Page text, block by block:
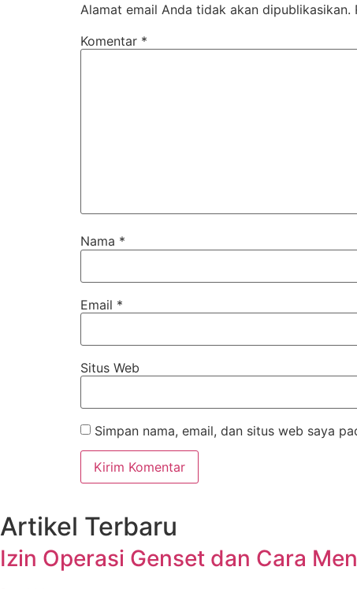
Alamat email Anda tidak akan dipublikasikan.
Komentar *
Nama *
Email *
Situs Web
Simpan nama, email, dan situs web saya
Artikel Terbaru
Izin Operasi Genset dan Cara